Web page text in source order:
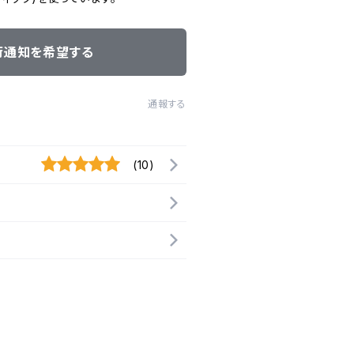
知を希望する
通報する
(10)